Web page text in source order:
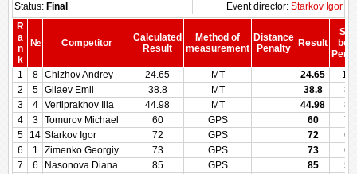
Status: Final Event director: Starkov Igor
R
a
n
k
№ Competitor
Calculated
Result
Method of
measurement
Distance
Penalty
Result
1
8 Chizhov Andrey 24.65 MT 24.65
2
5 Gilaev Emil 38.8 MT 38.8
3
4 Vertiprakhov Ilia 44.98 MT 44.98
4
3 Tomurov Michael 60 GPS 60
5
14 Starkov Igor 72 GPS 72
6
1 Zimenko Georgiy 73 GPS 73
7
6 Nasonova Diana 85 GPS 85